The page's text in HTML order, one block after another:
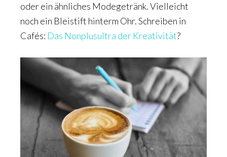
oder ein ähnliches Modegetränk. Vielleicht
noch ein Bleistift hinterm Ohr. Schreiben in
Cafés: Das Nonplusultra der Kreativität?